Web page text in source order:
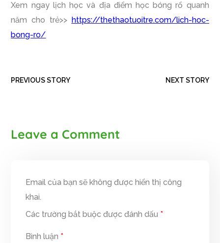
Xem ngay lịch học và địa điểm học bóng rổ quanh
năm cho trẻ>> https://thethaotuoitre.com/lich-hoc-
bong-ro/
PREVIOUS STORY NEXT STORY
Leave a Comment
Email của bạn sẽ không được hiển thị công
khai.
Các trường bắt buộc được đánh dấu *
Bình luận *